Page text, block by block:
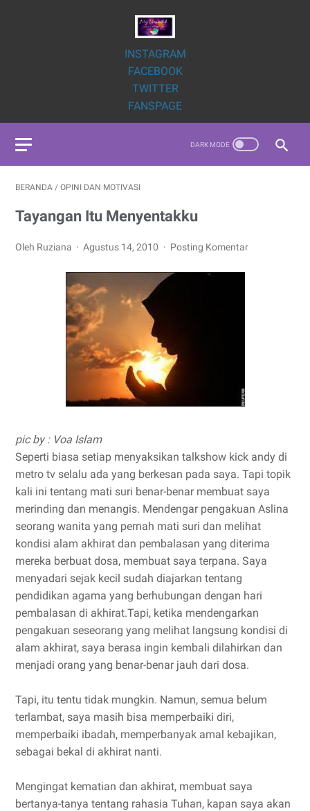
INSTAGRAM
FACEBOOK
TWITTER
FANSPAGE
BERANDA / OPINI DAN MOTIVASI
Tayangan Itu Menyentakku
Oleh Ruziana Agustus 14, 2010 Posting Komentar
pic by : Voa Islam
Seperti biasa setiap menyaksikan talkshow kick andy di
metro tv selalu ada yang berkesan pada saya. Tapi topik
kali ini tentang mati suri benar-benar membuat saya
merinding dan menangis. Mendengar pengakuan Aslina
seorang wanita yang pernah mati suri dan melihat
kondisi alam akhirat dan pembalasan yang diterima
mereka berbuat dosa, membuat saya terpana. Saya
menyadari sejak kecil sudah diajarkan tentang
pendidikan agama yang berhubungan dengan hari
pembalasan di akhirat.Tapi, ketika mendengarkan
pengakuan seseorang yang melihat langsung kondisi di
alam akhirat, saya berasa ingin kembali dilahirkan dan
menjadi orang yang benar-benar jauh dari dosa.
Tapi, itu tentu tidak mungkin. Namun, semua belum
terlambat, saya masih bisa memperbaiki diri,
memperbaiki ibadah, memperbanyak amal kebajikan,
sebagai bekal di akhirat nanti.
Mengingat kematian dan akhirat, membuat saya
bertanya-tanya tentang rahasia Tuhan, kapan saya akan